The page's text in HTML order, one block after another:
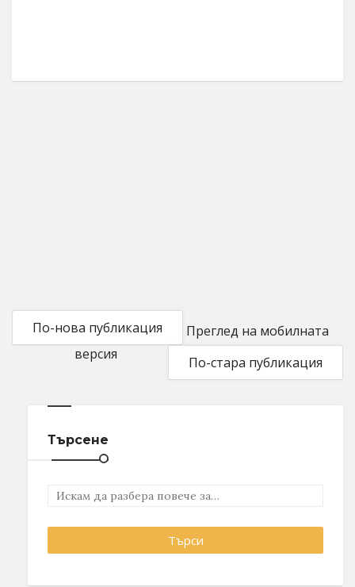
По-нова публикация
По-стара публикация
Преглед на мобилната
версия
Търсене